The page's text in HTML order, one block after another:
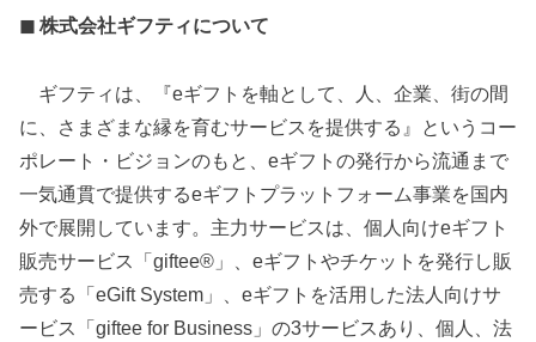
◼︎ 株式会社ギフティについて
ギフティは、『eギフトを軸として、人、企業、街の間
に、さまざまな縁を育むサービスを提供する』というコー
ポレート・ビジョンのもと、eギフトの発行から流通まで
一気通貫で提供するeギフトプラットフォーム事業を国内
外で展開しています。主力サービスは、個人向けeギフト
販売サービス「giftee®」、eギフトやチケットを発行し販
売する「eGift System」、eギフトを活用した法人向けサ
ービス「giftee for Business」の3サービスあり、個人、法